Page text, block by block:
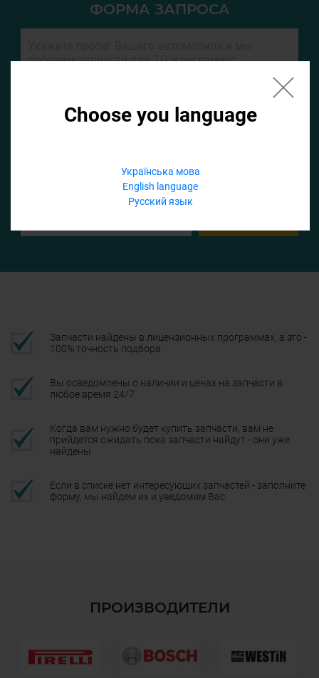
Choose you language
Українська мова
English language
Русский язык
ФОРМА ЗАПРОСА
Запчасти найдены в лицензионных программах, а это -
100% точность подбора
Вы осведомлены о наличии и ценах на запчасти в
любое время 24/7
Когда вам нужно будет купить запчасти, вам не
прийдется ожидать пока запчасти найдут - они уже
найдены
Если в списке нет интересующих запчастей - заполните
форму, мы найдем их и уведомим Вас
ПРОИЗВОДИТЕЛИ